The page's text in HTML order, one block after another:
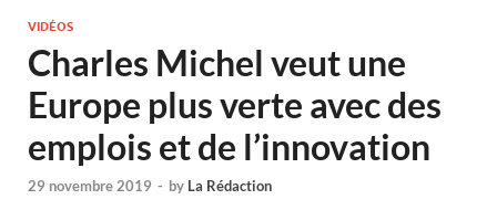
VIDÉOS
Charles Michel veut une
Europe plus verte avec des
emplois et de l’innovation
29 novembre 2019 - by La Rédaction